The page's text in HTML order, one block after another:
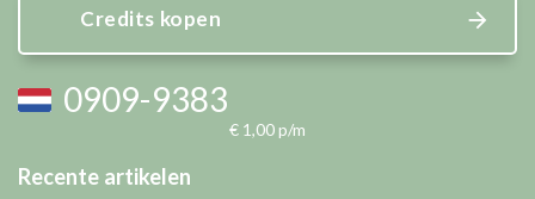
Credits kopen
0909-9383
€ 1,00 p/m
Recente artikelen